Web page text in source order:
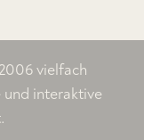
vielfach
und interaktive